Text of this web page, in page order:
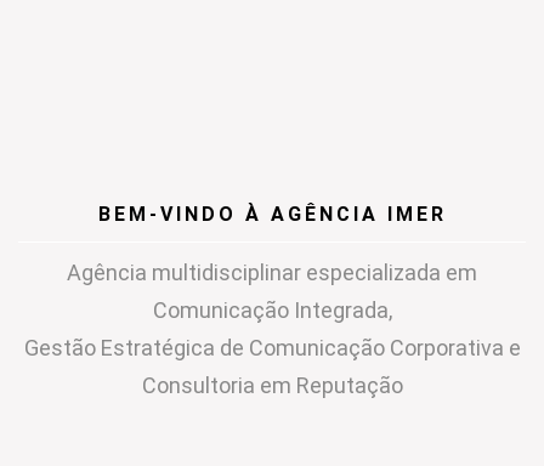
BEM-VINDO À AGÊNCIA IMER
Agência multidisciplinar especializada em
Comunicação Integrada,
Gestão Estratégica de Comunicação Corporativa e
Consultoria em Reputação